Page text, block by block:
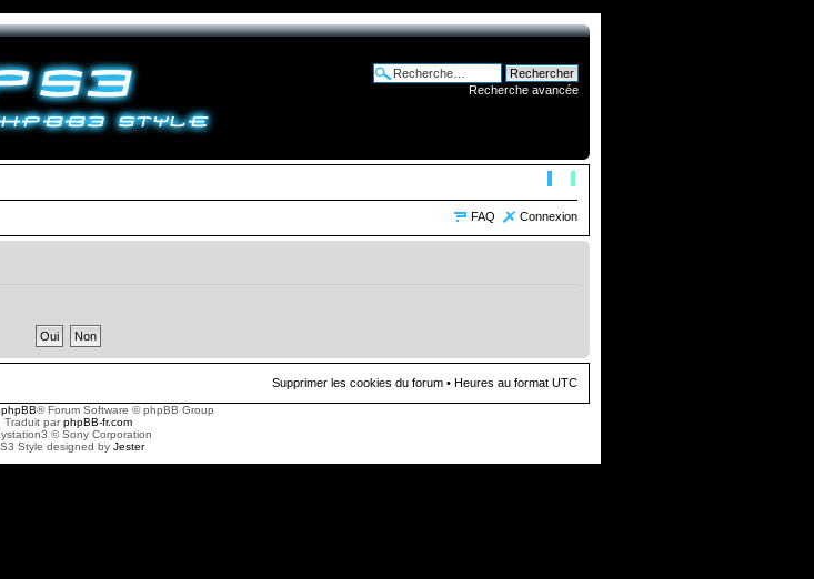
Recherche avancée
FAQ Connexion
Supprimer les cookies du forum • Heures au format UTC
phpBB® Forum Software © phpBB Group
Traduit parphpBB-fr.com
© Sony Corporation
Style designed by Jester